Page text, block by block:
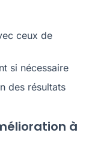
ceux de
si nécessaire
des résultats
à